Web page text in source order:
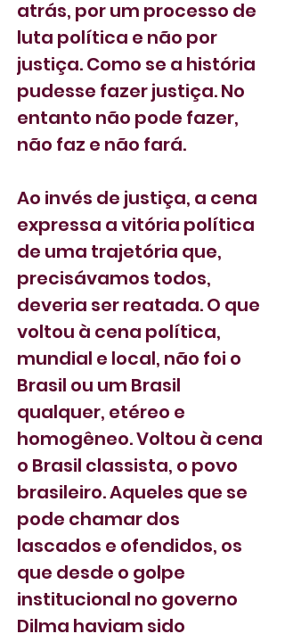
atrás, por um processo de
luta política e não por
justiça. Como se a história
pudesse fazer justiça. No
entanto não pode fazer,
não faz e não fará.
Ao invés de justiça, a cena
expressa a vitória política
de uma trajetória que,
precisávamos todos,
deveria ser reatada. O que
voltou à cena política,
mundial e local, não foi o
Brasil ou um Brasil
qualquer, etéreo e
homogêneo. Voltou à cena
o Brasil classista, o povo
brasileiro. Aqueles que se
pode chamar dos
lascados e ofendidos, os
que desde o golpe
institucional no governo
Dilma haviam sido